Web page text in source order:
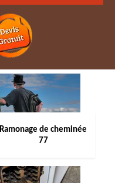
Ramonage de cheminée
77